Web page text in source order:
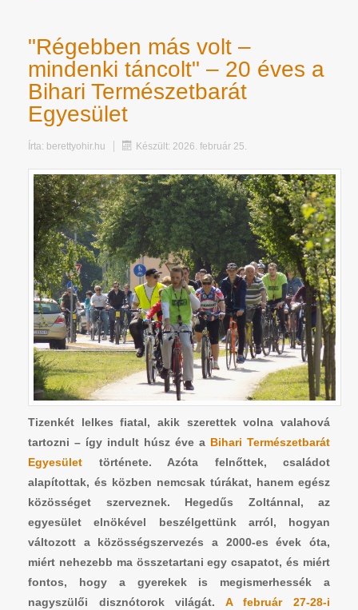
"Régebben más volt –
mindenki táncolt" – 20 éves a
Bihari Természetbarát
Egyesület
Írta: berettyohir.hu Készült: 2026. február 25.
Tizenkét lelkes fiatal, akik szerettek volna valahová
tartozni – így indult húsz éve a Bihari Természetbarát
Egyesület története. Azóta felnőttek, családot
alapítottak, és közben nemcsak túrákat, hanem egész
közösséget szerveznek. Hegedűs Zoltánnal, az
egyesület elnökével beszélgettünk arról, hogyan
változott a közösségszervezés a 2000-es évek óta,
miért nehezebb ma összetartani egy csapatot, és miért
fontos, hogy a gyerekek is megismerhessék a
nagyszülői disznótorok világát. A február 27-28-i